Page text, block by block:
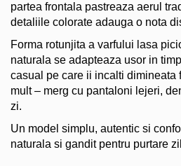
partea frontala pastreaza aerul
detaliile colorate adauga o nota
Forma rotunjita a varfului lasa
naturala se adapteaza usor in
casual pe care ii incalti dimineata
mult – merg cu pantaloni lejeri,
zi.
Un model simplu, autentic si
naturala si gandit pentru purtare